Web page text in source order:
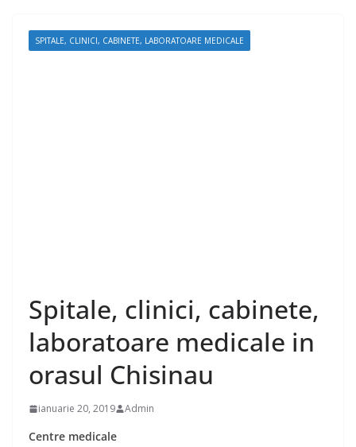
SPITALE, CLINICI, CABINETE, LABORATOARE MEDICALE
Spitale, clinici, cabinete,
laboratoare medicale in
orasul Chisinau
ianuarie 20, 2019 Admin
Centre medicale